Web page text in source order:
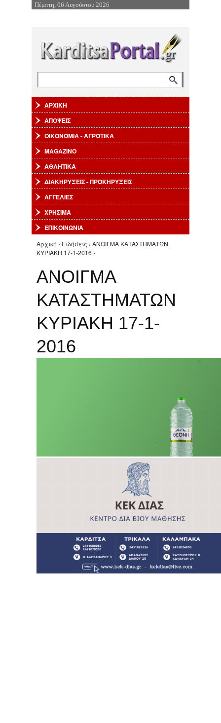
Επιστροφή στην Πλοήγηση
Πέμπτη, 06 Αυγούστου 2026
ΑΡΧΙΚΗ
ΑΠΟΨΕΙΣ
ΟΙΚΟΝΟΜΙΑ - ΑΓΡΟΤΙΚΑ
MAGAZINO
ΑΘΛΗΤΙΚΑ
ΔΙΑΚΗΡΥΞΕΙΣ - ΠΡΟΚΗΡΥΞΕΙΣ
ΑΓΓΕΛΙΕΣ
ΧΡΗΣΙΜΑ
ΕΠΙΚΟΙΝΩΝΙΑ
Είστε εδώ
Αρχική › Ειδήσεις › ΑΝΟΙΓΜΑ ΚΑΤΑΣΤΗΜΑΤΩΝ
ΚΥΡΙΑΚΗ 17-1-2016 ›
ΑΝΟΙΓΜΑ
ΚΑΤΑΣΤΗΜΑΤΩΝ
ΚΥΡΙΑΚΗ 17-1-
2016